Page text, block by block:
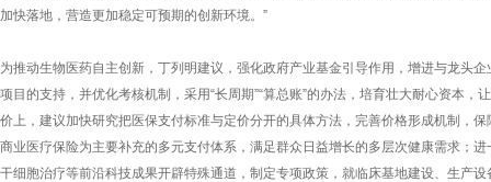
加快落地，营造更加稳定可预期的创新环境。”
为推动生物医药自主创新，丁列明建议，强化政府产业基金引导作用，增进与龙头
项目的支持，并优化考核机制，采用“长周期”“算总账”的办法，培育壮大耐心资本
价上，建议加快研究把医保支付标准与定价分开的具体方法，完善价格形成机制，
商业医疗保险为主要补充的多元支付体系，满足群众日益增长的多层次健康需求；
干细胞治疗等前沿科技成果开辟特殊通道，制定专项政策，就临床基地建设、生产